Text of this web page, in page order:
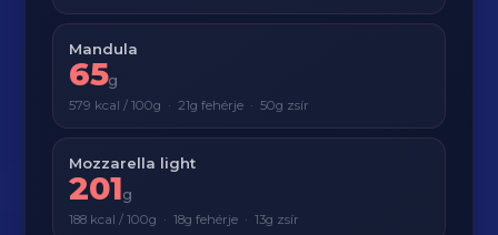
Mandula
65g
579 kcal / 100g · 21g fehérje · 50g zsír
Mozzarella light
201g
188 kcal / 100g · 18g fehérje · 13g zsír